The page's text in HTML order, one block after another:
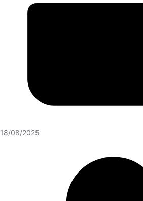
18/08/2025